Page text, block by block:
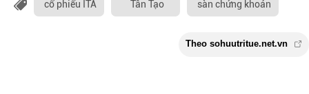
cổ phiếu ITA Tân Tạo sàn chứng khoán